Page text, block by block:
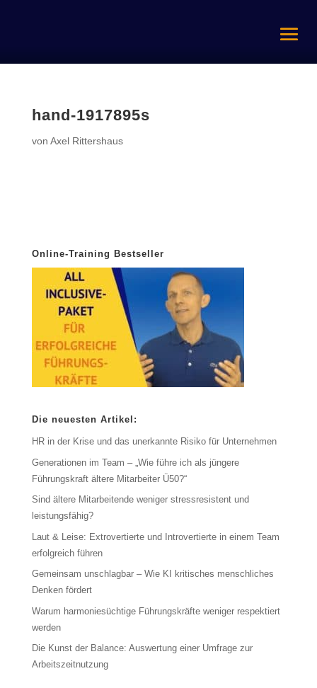
hand-1917895s
von Axel Rittershaus
Online-Training Bestseller
Die neuesten Artikel:
HR in der Krise und das unerkannte Risiko für Unternehmen
Generationen im Team – „Wie führe ich als jüngere
Führungskraft ältere Mitarbeiter Ü50?“
Sind ältere Mitarbeitende weniger stressresistent und
leistungsfähig?
Laut & Leise: Extrovertierte und Introvertierte in einem Team
erfolgreich führen
Gemeinsam unschlagbar – Wie KI kritisches menschliches
Denken fördert
Warum harmoniesüchtige Führungskräfte weniger respektiert
werden
Die Kunst der Balance: Auswertung einer Umfrage zur
Arbeitszeitnutzung